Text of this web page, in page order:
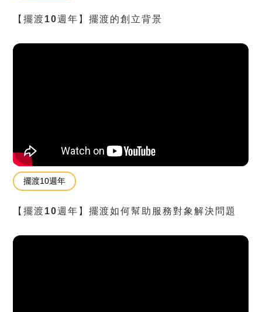
【擺渡10週年】擺渡的創立背景
擺渡10週年
【擺渡10週年】擺渡如何幫助服務對象解決問題